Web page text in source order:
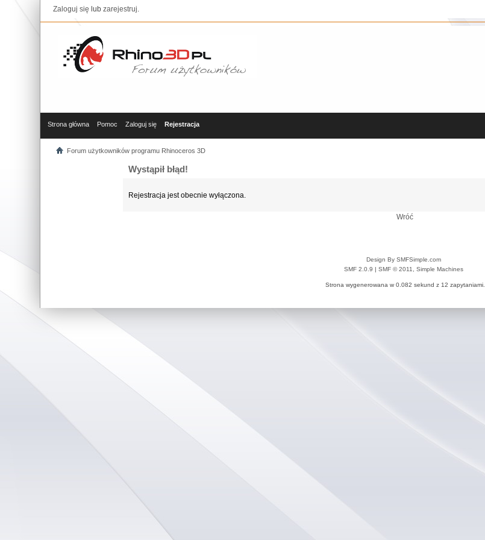
Zaloguj się lubzarejestruj.
Strona główna Pomoc Zaloguj się Rejestracja
Forum użytkowników programu Rhinoceros 3D
Wystąpił błąd!
Rejestracja jest obecnie wyłączona.
Wróć
Design By SMFSimple.com
SMF 2.0.9
SMF © 2011, Simple Machines
Strona wygenerowana w 0.082 sekund z 12 zapytaniami.